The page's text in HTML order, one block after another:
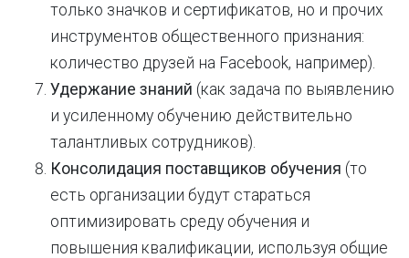
только значков и сертификатов, но и прочих
инструментов общественного признания:
количество друзей на Facebook, например).
Удержание знаний (как задача по выявлению
и усиленному обучению действительно
талантливых сотрудников).
Консолидация поставщиков обучения (то
есть организации будут стараться
оптимизировать среду обучения и
повышения квалификации, используя общие